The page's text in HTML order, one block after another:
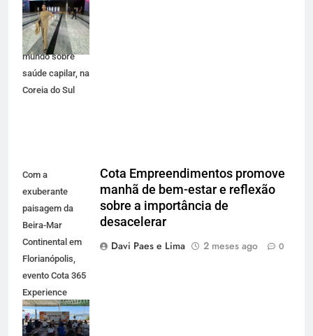
principal
congresso
científico do
mundo sobre
saúde capilar, na
Coreia do Sul
Com a
exuberante
paisagem da
Beira-Mar
Continental em
Florianópolis,
evento Cota 365
Experience
reuniu
participantes
Cota Empreendimentos promove
manhã de bem-estar e reflexão
sobre a importância de
desacelerar
Davi Paes e Lima
2 meses ago 0